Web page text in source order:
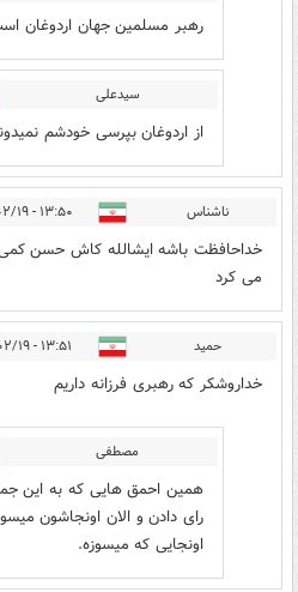
رهبر مسلمین جهان اردوغان
سیدعلی
از اردوغان بپرسی خودشم
ناشناس ۱۳:۵۰ - ۱۳۹۷/۰۲/۱۹
خداحافظت باشه ایشالله کاش حسن
می کرد
حمید ۱۳:۵۱ - ۱۳۹۷/۰۲/۱۹
خداروشکر که رهبری فرزانه داریم
مصطفی
همین احمق هایی که به این
رای دادن و الان اونجاشون
اونجایی که میسوزه.